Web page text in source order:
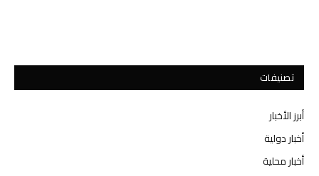
تصنيفات
أبرز الأخبار
أخبار دولية
أخبار محلية